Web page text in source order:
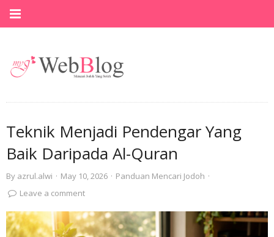
Teknik Menjadi Pendengar Yang
Baik Daripada Al-Quran
By azrul.alwi · May 10, 2026 · Panduan Mencari Jodoh ·
Leave a comment